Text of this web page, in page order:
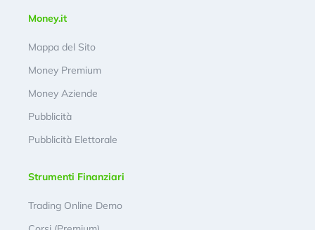
Money.it
Mappa del Sito
Money Premium
Money Aziende
Pubblicità
Pubblicità Elettorale
Strumenti Finanziari
Trading Online Demo